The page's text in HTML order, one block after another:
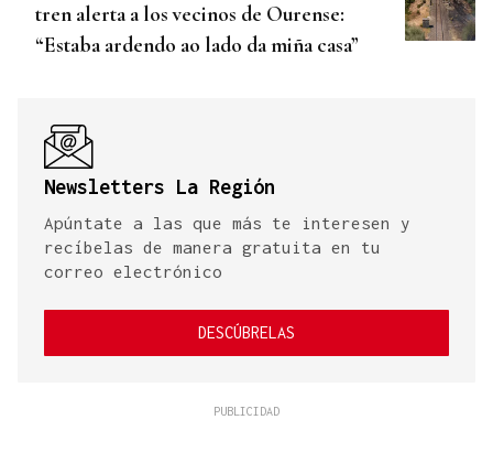
tren alerta a los vecinos de Ourense:
“Estaba ardendo ao lado da miña casa”
Newsletters La Región
Apúntate a las que más te interesen y
recíbelas de manera gratuita en tu
correo electrónico
DESCÚBRELAS